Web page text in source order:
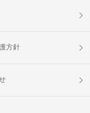
方針